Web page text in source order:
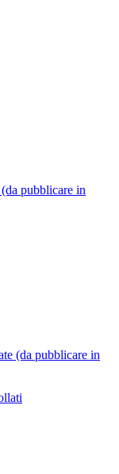
pubblicare in
(da pubblicare in